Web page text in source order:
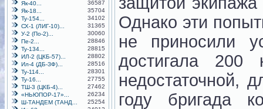
Як-40...
36587
Як-18...
35704
Ту-154...
34102
СХ-1 (ЛИГ-10)...
31365
У-2 (По-2)...
30060
Пе-2...
28846
Ту-134...
28815
ИЛ-2 (ЦКБ-57)...
28802
Ил-4 (ДБ-ЗФ)...
28516
Ту-114...
28301
Ту-16...
27755
ТШ-3 (ЦКБ-4)...
27462
«НЬЮПОР-17»...
26234
Ш-ТАНДЕМ (ТАНД...
25254
Однако эти
не приносили
достигала 200
недостаточной,
году бригада